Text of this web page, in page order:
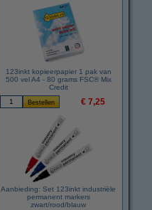
123inkt kopieerpapier 1 pak van
500 vel A4 - 80 grams FSC® Mix
Credit
€ 7,25
Aanbieding: Set 123inkt industriële
permanent markers
zwart/rood/blauw